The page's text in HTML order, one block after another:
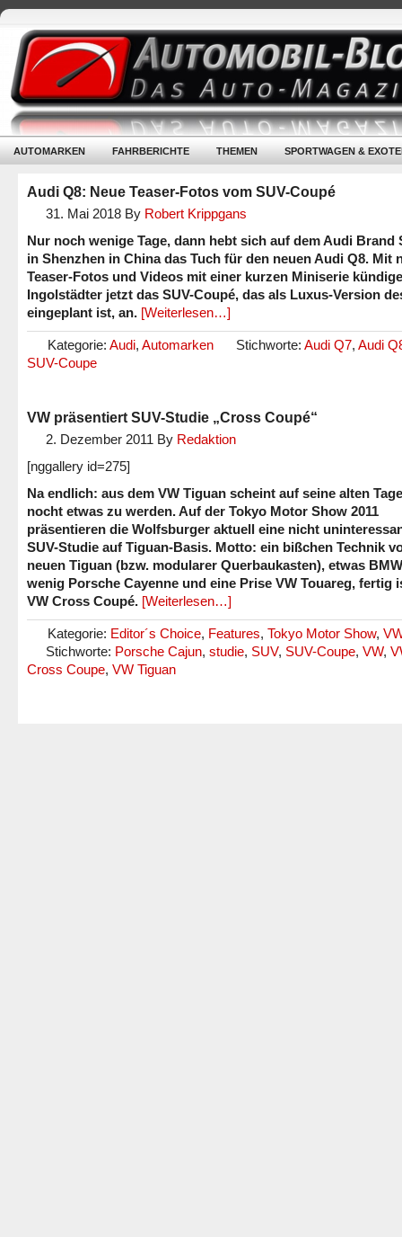
AUTOMARKEN FAHRBERICHTE THEMEN SPORTWAGEN &
Audi Q8: Neue Teaser-Fotos vom SUV-Coupé
31. Mai 2018 By Robert Krippgans
Nur noch wenige Tage, dann hebt sich auf dem Audi Brand
in Shenzhen in China das Tuch für den neuen Audi Q8. Mit
Teaser-Fotos und Videos mit einer kurzen Miniserie
Ingolstädter jetzt das SUV-Coupé, das als Luxus-Version
eingeplant ist, an. [Weiterlesen…]
Kategorie: Audi, Automarken Stichworte: Audi Q7, Audi
SUV-Coupe
VW präsentiert SUV-Studie „Cross Coupé“
2. Dezember 2011 By Redaktion
[nggallery id=275]
Na endlich: aus dem VW Tiguan scheint auf seine alten
nocht etwas zu werden. Auf der Tokyo Motor Show 2011
präsentieren die Wolfsburger aktuell eine nicht
SUV-Studie auf Tiguan-Basis. Motto: ein bißchen Technik
neuen Tiguan (bzw. modularer Querbaukasten), etwas
wenig Porsche Cayenne und eine Prise VW Touareg, fertig
VW Cross Coupé. [Weiterlesen…]
Kategorie: Editor´s Choice, Features, Tokyo Motor Show,
Stichworte: Porsche Cajun, studie, SUV, SUV-Coupe, VW,
Cross Coupe, VW Tiguan